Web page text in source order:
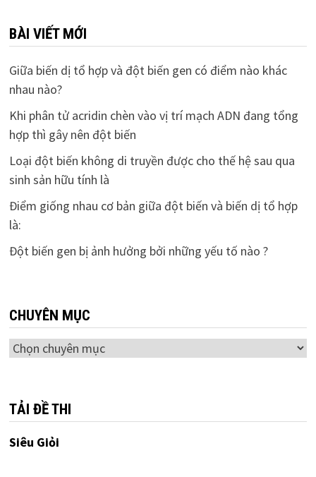
BÀI VIẾT MỚI
Giữa biến dị tổ hợp và đột biến gen có điểm nào khác
nhau nào?
Khi phân tử acridin chèn vào vị trí mạch ADN đang tổng
hợp thì gây nên đột biến
Loại đột biến không di truyền được cho thế hệ sau qua
sinh sản hữu tính là
Điểm giống nhau cơ bản giữa đột biến và biến dị tổ hợp
là:
Đột biến gen bị ảnh hưởng bởi những yếu tố nào ?
CHUYÊN MỤC
Chuyên
TẢI ĐỀ THI
Siêu Giỏi